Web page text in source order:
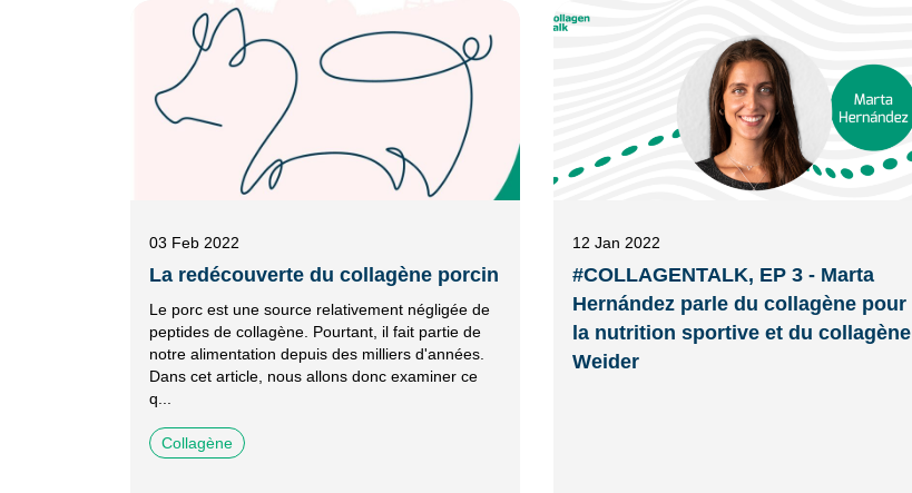
03 Feb 2022
La redécouverte du collagène porcin
Le porc est une source relativement négligée de
peptides de collagène. Pourtant, il fait partie de
notre alimentation depuis des milliers d'années.
Dans cet article, nous allons donc examiner ce
q...
Collagène
12 Jan 2022
#COLLAGENTALK, EP 3 - Marta
Hernández parle du collagène pour
la nutrition sportive et du collagène
Weider